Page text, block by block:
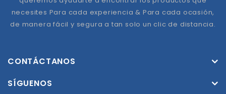
necesites Para cada experiencia & Para cada ocasión,
de manera fácil y segura a tan solo un clic de distancia.
CONTÁCTANOS
SÍGUENOS